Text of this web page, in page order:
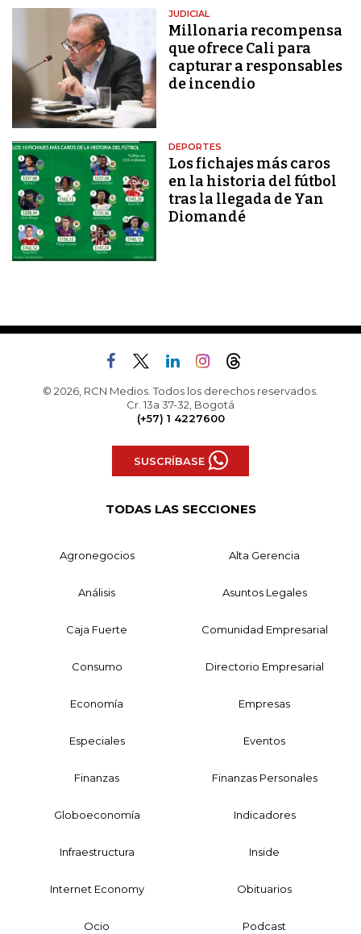
JUDICIAL
Millonaria recompensa
que ofrece Cali para
capturar a responsables
de incendio
DEPORTES
Los fichajes más caros
en la historia del fútbol
tras la llegada de Yan
Diomandé
© 2026, RCN Medios. Todos los derechos reservados.
Cr. 13a 37-32, Bogotá
(+57) 1 4227600
SUSCRÍBASE
TODAS LAS SECCIONES
Agronegocios Alta Gerencia
Análisis Asuntos Legales
Caja Fuerte Comunidad Empresarial
Consumo Directorio Empresarial
Economía Empresas
Especiales Eventos
Finanzas Finanzas Personales
Globoeconomía Indicadores
Infraestructura Inside
Internet Economy Obituarios
Ocio Podcast